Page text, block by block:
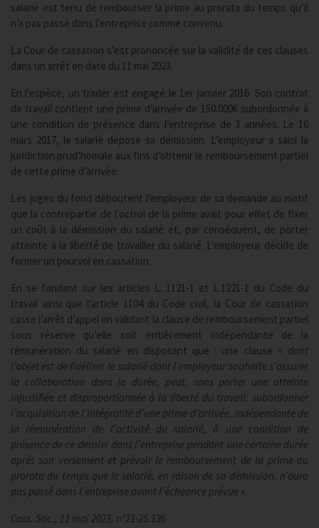
salarié est tenu de rembourser la prime au prorata du temps qu’il
n’a pas passé dans l’entreprise comme convenu.
La Cour de cassation s’est prononcée sur la validité de ces clauses
dans un arrêt en date du 11 mai 2023.
En l’espèce, un trader est engagé le 1er janvier 2016. Son contrat
de travail contient une prime d’arrivée de 150.000€ subordonnée à
une condition de présence dans l’entreprise de 3 années. Le 16
mars 2017, le salarié dépose sa démission. L’employeur a saisi la
juridiction prud’homale aux fins d’obtenir le remboursement partiel
de cette prime d’arrivée.
Les juges du fond déboutent l’employeur de sa demande au motif
que la contrepartie de l’octroi de la prime avait pour effet de fixer
un coût à la démission du salarié et, par conséquent, de porter
atteinte à la liberté de travailler du salarié. L’employeur décide de
former un pourvoi en cassation.
En se fondant sur les articles L. 1121-1 et L.1221-1 du Code du
travail ainsi que l’article 1104 du Code civil, la Cour de cassation
casse l’arrêt d’appel en validant la clause de remboursement partiel
sous réserve qu’elle soit entièrement indépendante de la
rémunération du salarié en disposant que : une clause « dont
l’objet est de fidéliser le salarié dont l’employeur souhaite s’assurer
la collaboration dans la durée, peut, sans porter une atteinte
injustifiée et disproportionnée à la liberté du travail, subordonner
l’acquisition de l’intégralité d’une prime d’arrivée, indépendante de
la rémunération de l’activité du salarié, à une condition de
présence de ce dernier dans l’entreprise pendant une certaine durée
après son versement et prévoir le remboursement de la prime au
prorata du temps que le salarié, en raison de sa démission, n’aura
pas passé dans l’entreprise avant l’échéance prévue ».
Cass. Soc., 11 mai 2023, n°21-25.136